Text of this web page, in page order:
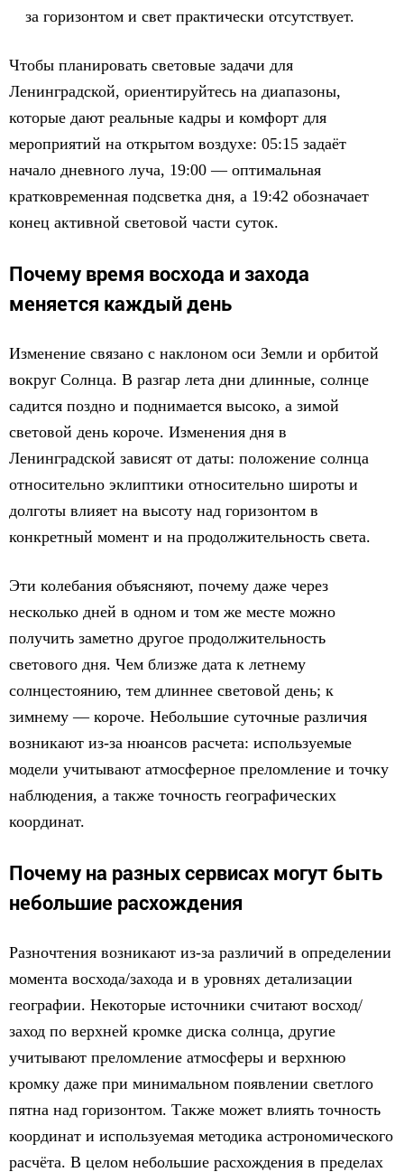
за горизонтом и свет практически отсутствует.
Чтобы планировать световые задачи для
Ленинградской, ориентируйтесь на диапазоны,
которые дают реальные кадры и комфорт для
мероприятий на открытом воздухе: 05:15 задаёт
начало дневного луча, 19:00 — оптимальная
кратковременная подсветка дня, а 19:42 обозначает
конец активной световой части суток.
Почему время восхода и захода
меняется каждый день
Изменение связано с наклоном оси Земли и орбитой
вокруг Солнца. В разгар лета дни длинные, солнце
садится поздно и поднимается высоко, а зимой
световой день короче. Изменения дня в
Ленинградской зависят от даты: положение солнца
относительно эклиптики относительно широты и
долготы влияет на высоту над горизонтом в
конкретный момент и на продолжительность света.
Эти колебания объясняют, почему даже через
несколько дней в одном и том же месте можно
получить заметно другое продолжительность
светового дня. Чем близже дата к летнему
солнцестоянию, тем длиннее световой день; к
зимнему — короче. Небольшие суточные различия
возникают из-за нюансов расчета: используемые
модели учитывают атмосферное преломление и точку
наблюдения, а также точность географических
координат.
Почему на разных сервисах могут быть
небольшие расхождения
Разночтения возникают из-за различий в определении
момента восхода/захода и в уровнях детализации
географии. Некоторые источники считают восход/
заход по верхней кромке диска солнца, другие
учитывают преломление атмосферы и верхнюю
кромку даже при минимальном появлении светлого
пятна над горизонтом. Также может влиять точность
координат и используемая методика астрономического
расчёта. В целом небольшие расхождения в пределах